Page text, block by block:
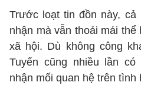
Trước loạt tin đồn này, cả
nhận mà vẫn thoải mái
xã hội. Dù không công
Tuyến cũng nhiều lần có
nhận mối quan hệ trên tình